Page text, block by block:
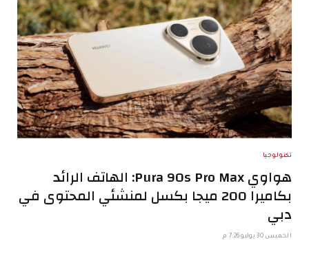
تكنولوجيا
هواوي Pura 90s Pro Max: الهاتف الرائد
بكاميرا 200 ميجا بكسل لمنشئي المحتوى في
دبي
الخميس 30 يوليو 7:26 م